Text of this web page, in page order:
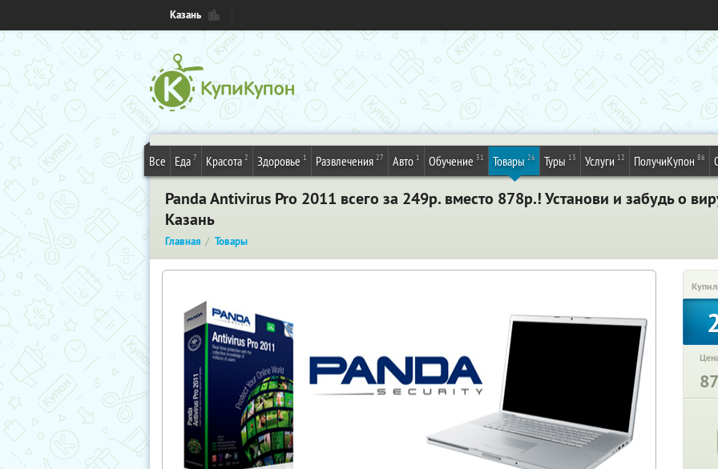
Казань
Все Еда 7 Красота 2 Здоровье 1 Развлечения 27 Авто 1 Обучение 31 Товары 26 Туры 13 Услуги 12 ПолучиКупон 86
Panda Antivirus Pro 2011 всего за 249р. вместо 878р.! Установи и забудь о
Казань
Главная Товары